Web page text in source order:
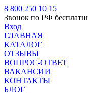
8 800 250 10 15
Звонок по РФ
Вход
ГЛАВНАЯ
КАТАЛОГ
ОТЗЫВЫ
ВОПРОС-ОТВЕТ
ВАКАНСИИ
КОНТАКТЫ
БЛОГ